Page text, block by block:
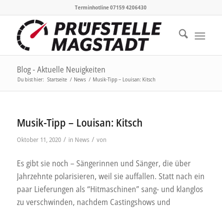
Terminhotline 07159 4206430
Blog - Aktuelle Neuigkeiten
Du bist hier: Startseite / News / Musik-Tipp – Louisan: Kitsch
Musik-Tipp – Louisan: Kitsch
Oktober 11, 2020 / in News / von
Es gibt sie noch – Sängerinnen und Sänger, die über
Jahrzehnte polarisieren, weil sie auffallen. Statt nach ein
paar Lieferungen als “Hitmaschinen” sang- und klanglos
zu verschwinden, nachdem Castingshows und